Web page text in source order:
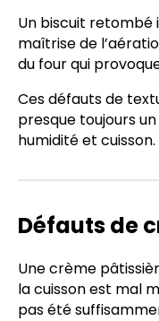
Un biscuit retombé
maîtrise de
du four qui
Ces défauts de
presque toujours
humidité et cuisson.
Défauts de
Une crème
la cuisson est mal
pas été